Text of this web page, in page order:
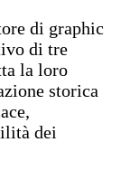
di graphic
di tre
la loro
storica
dei